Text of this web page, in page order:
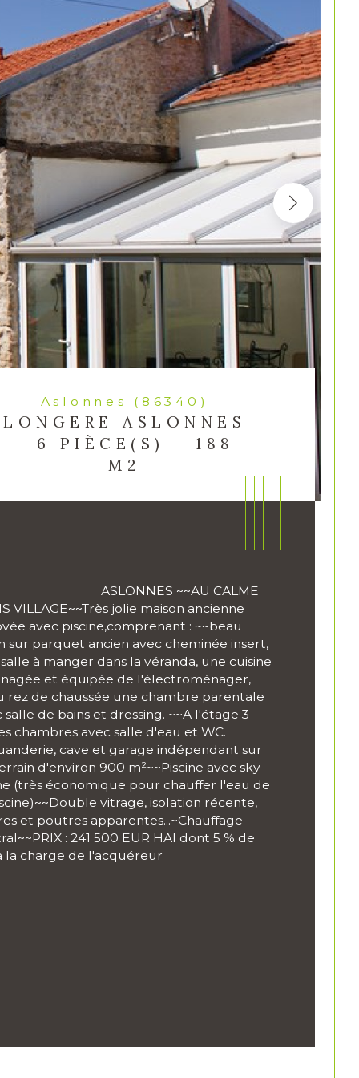
Aslonnes (86340)
LONGERE ASLONNES
- 6 PIÈCE(S) - 188
M2
Valeurs
de pièces
de niveaux
salle de bains
salle d'eau
VILLAGE~~Très jolie maison ancienne
avec piscine,comprenant : ~~beau
sur parquet ancien avec cheminée insert,
à manger dans la véranda, une cuisine
et équipée de l'électroménager,
rez de chaussée une chambre parentale
salle de bains et dressing. ~~A l'étage 3
chambres avec salle d'eau et WC.
cave et garage indépendant sur
d'environ 900 m²~~Piscine avec sky-
(très économique pour chauffer l'eau de
vitrage, isolation récente,
et poutres apparentes...~Chauffage
: 241 500 EUR HAI dont 5 % de
la charge de l'acquéreur